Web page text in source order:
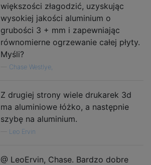
większości złagodzić, uzyskując
wysokiej jakości aluminium o
grubości 3 + mm i zapewniając
równomierne ogrzewanie całej płyty.
Myśli?
Chase Westlye,
Z drugiej strony wiele drukarek 3d
ma aluminiowe łóżko, a następnie
szybę na aluminium.
Leo Ervin
@ LeoErvin, Chase. Bardzo dobre